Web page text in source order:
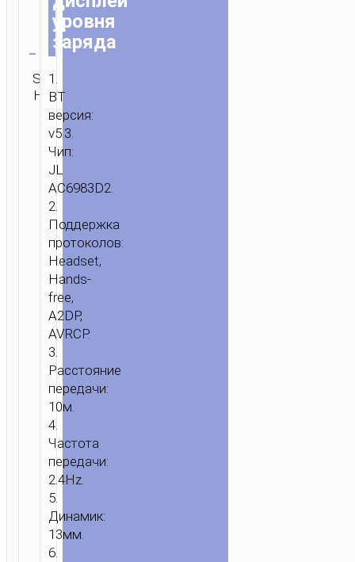
Очистить
SKU:
Н/Д
уровня
заряда
1.
BT
версия:
v5.3.
Чип:
JL
AC6983D2.
2.
Поддержка
протоколов:
Headset,
Hands-
free,
A2DP,
AVRCP.
3.
Расстояние
передачи:
10м.
4.
Частота
передачи:
2.4Hz.
5.
Динамик:
13мм.
6.